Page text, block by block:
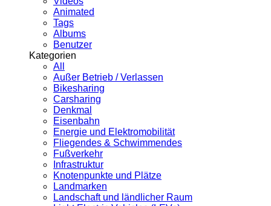
Animated
Tags
Albums
Benutzer
Kategorien
All
Außer Betrieb / Verlassen
Bikesharing
Carsharing
Denkmal
Eisenbahn
Energie und Elektromobilität
Fliegendes & Schwimmendes
Fußverkehr
Infrastruktur
Knotenpunkte und Plätze
Landmarken
Landschaft und ländlicher Raum